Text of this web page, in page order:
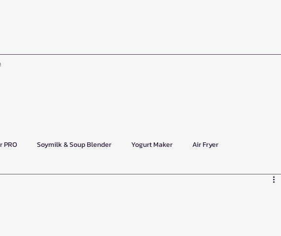
PRO Soymilk & Soup Blender Yogurt Maker Air Fryer
Compact Hot Plate